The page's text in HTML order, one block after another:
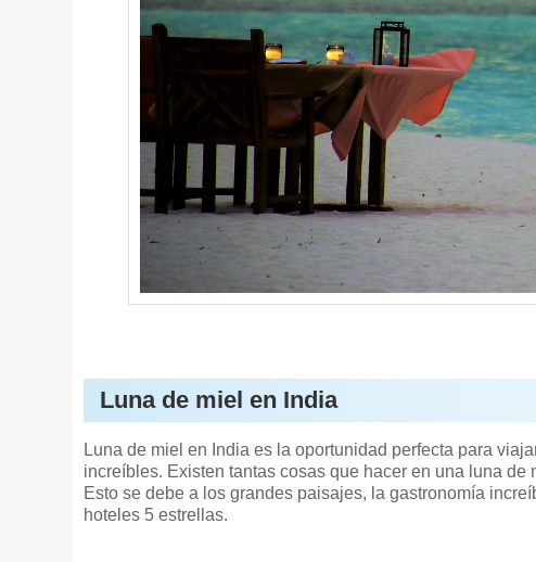
Luna de miel en India
Luna de miel en India es la oportunidad perfecta para
increíbles. Existen tantas cosas que hacer en una luna
Esto se debe a los grandes paisajes, la gastronomía
hoteles 5 estrellas.